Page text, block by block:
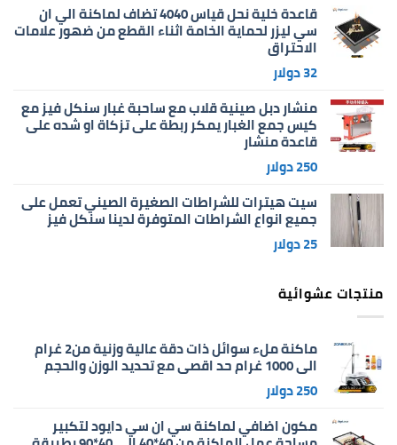
قاعدة خلية نحل قياس 4040 تضاف لماكنة الي ان
سي ليزر لحماية الخامة اثناء القطع من ضهور علامات
الاحتراق
32دولار
منشار دبل صينية قلاب مع ساحبة غبار سنكل فيز مع
كيس جمع الغبار يمكر ربطة على تزكاة او شده على
قاعدة منشار
250دولار
سيت هيترات للشراطات الصغيرة الصيني تعمل على
جميع انواع الشراطات المتوفرة لدينا سنكل فيز
25دولار
منتجات عشوائية
ماكنة ملء سوائل ذات دقة عالية وزنية من2 غرام
الى 1000 غرام حد اقصى مع تحديد الوزن والحجم
250دولار
مكون اضافي لماكنة سي ان سي دايود لتكبير